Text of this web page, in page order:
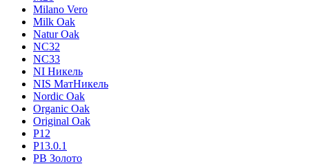
Milano Vero
Milk Oak
Natur Oak
NC32
NC33
NI Никель
NIS МатНикель
Nordic Oak
Organic Oak
Original Oak
P12
P13.0.1
PB Золото